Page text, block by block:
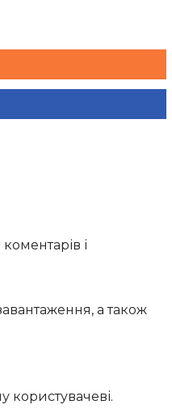
і
а також
користувачеві.